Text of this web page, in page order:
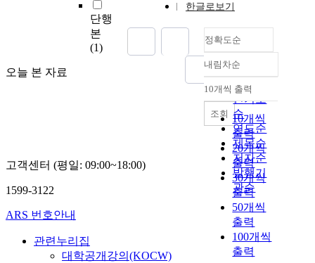
단행
본
(1)
오늘 본 자료
한글로보기
정확도순
정확도
순
인기도
순
연도순
제목순
저자순
발행기
관순
내림차순
내림차순
10개씩 출력
10개씩
출력
20개씩
출력
30개씩
출력
50개씩
출력
100개씩
출력
조회
고객센터 (평일: 09:00~18:00)
1599-3122
ARS 번호안내
관련누리집
대학공개강의(KOCW)